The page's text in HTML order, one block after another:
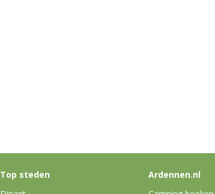
Top steden
Ardennen.nl